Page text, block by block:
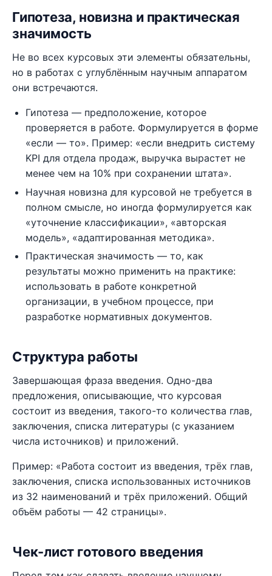
Гипотеза, новизна и практическая
значимость
Не во всех курсовых эти элементы обязательны,
но в работах с углублённым научным аппаратом
они встречаются.
Гипотеза — предположение, которое
проверяется в работе. Формулируется в форме
«если — то». Пример: «если внедрить систему
KPI для отдела продаж, выручка вырастет не
менее чем на 10% при сохранении штата».
Научная новизна для курсовой не требуется в
полном смысле, но иногда формулируется как
«уточнение классификации», «авторская
модель», «адаптированная методика».
Практическая значимость — то, как
результаты можно применить на практике:
использовать в работе конкретной
организации, в учебном процессе, при
разработке нормативных документов.
Структура работы
Завершающая фраза введения. Одно-два
предложения, описывающие, что курсовая
состоит из введения, такого-то количества глав,
заключения, списка литературы (с указанием
числа источников) и приложений.
Пример: «Работа состоит из введения, трёх глав,
заключения, списка использованных источников
из 32 наименований и трёх приложений. Общий
объём работы — 42 страницы».
Чек-лист готового введения